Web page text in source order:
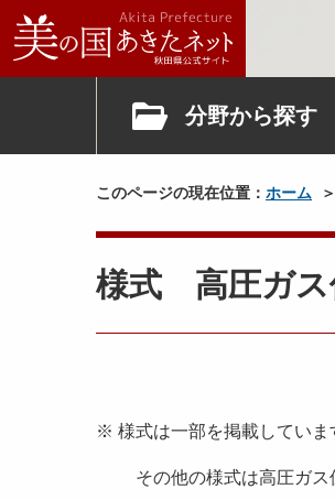
分野から探す
このページの現在位置： ホーム
様式 高圧ガス
※ 様式は一部を掲載していま
その他の様式は高圧ガス保